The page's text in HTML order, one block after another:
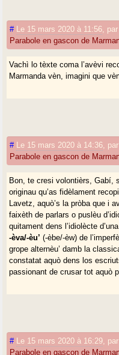
# Le 15 mars 2020 à 11:56,
Parabole en gascon de
Vachì lo tèxte coma l’avèvi
Marmanda vèn, imagini que
# Le 15 mars 2020 à 14:36, par
Parabole en gascon de
Bon, te cresi volontièrs, Gabí,
originau qu’as fidèlament
Lavetz, aquò’s la pròba que i
faixèth de parlars o puslèu
quitament dens l’idiolècte
-èva/-èu’ (-èbe/-èw) de
grope alternèu’ damb la
constatat aquò dens los
passionant de crusar tot aquò
# Le 15 mars 2020 à 16:29,
Parabole en gascon de